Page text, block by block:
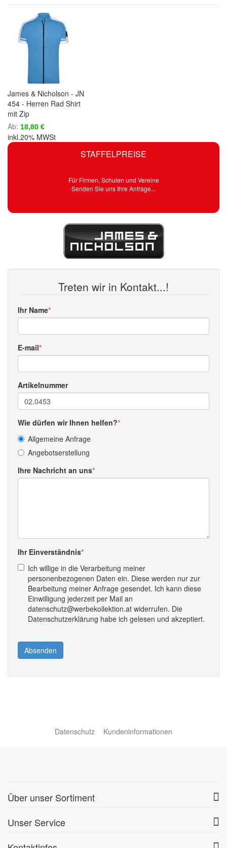
STAFFELPREISE
Für Firmen, Schulen und Vereine
Senden Sie uns Ihre Anfrage...
Treten wir in Kontakt...!
Ihr Name
E-mail
Artikelnummer
Wie dürfen wir Ihnen helfen?
Allgemeine Anfrage
Angebotserstellung
Ihre Nachricht an uns
Ihr Einverständnis
Ich willige in die Verarbeitung meiner
personenbezogenen Daten ein. Diese werden nur zur
Bearbeitung meiner Anfrage gesendet. Ich kann diese
Einwilligung jederzeit per Mail an
datenschutz@werbekollektion.at widerrufen. Die
Datenschutzerklärung habe ich gelesen und akzeptiert.
Absenden
James & Nicholson - JN
454 - Herren Rad Shirt
mit Zip
Ab 18,80 €
inkl.20% MWSt
Datenschutz Kundeninformationen
Über unser Sortiment
Unser Service